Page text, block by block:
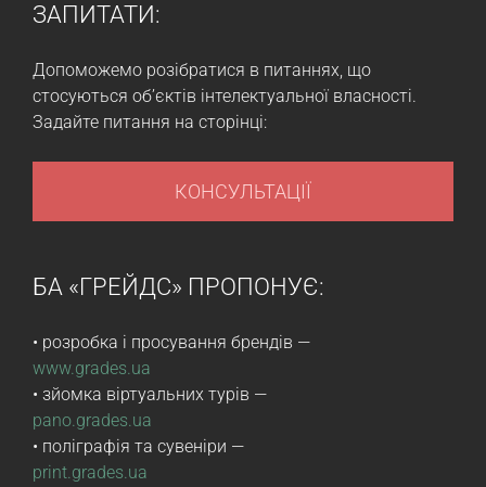
ЗАПИТАТИ:
Допоможемо розібратися в питаннях, що
стосуються об’єктів інтелектуальної власності.
Задайте питання на сторінці:
КОНСУЛЬТАЦІЇ
БА «ГРЕЙДС» ПРОПОНУЄ:
• розробка і просування брендів —
www.grades.ua
• зйомка віртуальних турів —
pano.grades.ua
• поліграфія та сувеніри —
print.grades.ua